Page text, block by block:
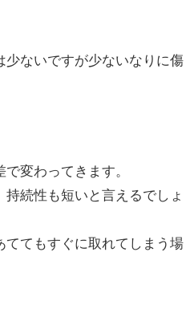
少ないですが少ないなりに傷
変わってきます。
続性も短いと言えるでしょ
ててもすぐに取れてしまう場